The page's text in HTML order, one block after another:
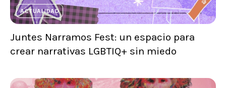
ACTUALIDAD
Juntes Narramos Fest: un espacio para
crear narrativas LGBTIQ+ sin miedo